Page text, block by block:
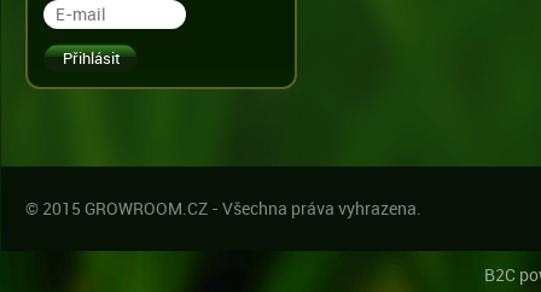
© 2015 GROWROOM.CZ - Všechna práva vyhrazena.
B2C